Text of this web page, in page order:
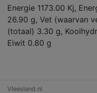
Energie 1173.00 Kj,
26.90 g, Vet (waarvan
(totaal) 3.30 g,
Eiwit 0.80 g
Vleesland.nl